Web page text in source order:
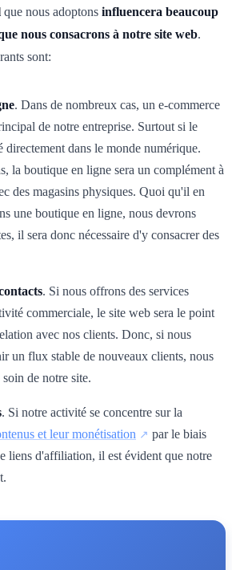
que nous adoptons influencera beaucoup
nous consacrons à notre site web.
sont:
. Dans de nombreux cas, un e-commerce
de notre entreprise. Surtout si le
directement dans le monde numérique.
la boutique en ligne sera un complément à
des magasins physiques. Quoi qu'il en
une boutique en ligne, nous devrons
il sera donc nécessaire d'y consacrer des
. Si nous offrons des services
commerciale, le site web sera le point
avec nos clients. Donc, si nous
un flux stable de nouveaux clients, nous
de notre site.
. Si notre activité se concentre sur la
et leur monétisation
par le biais
liens d'affiliation, il est évident que notre